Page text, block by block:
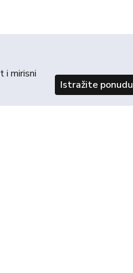
i mirisni
Istražite ponudu